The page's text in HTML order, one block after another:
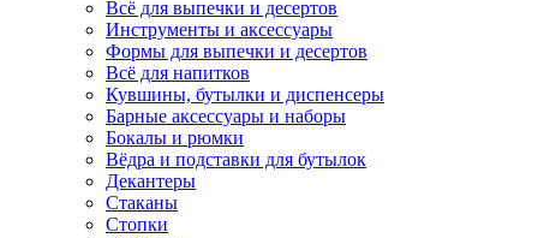
Всё для выпечки и десертов
Инструменты и аксессуары
Формы для выпечки и десертов
Всё для напитков
Кувшины, бутылки и диспенсеры
Барные аксессуары и наборы
Бокалы и рюмки
Вёдра и подставки для бутылок
Декантеры
Стаканы
Стопки